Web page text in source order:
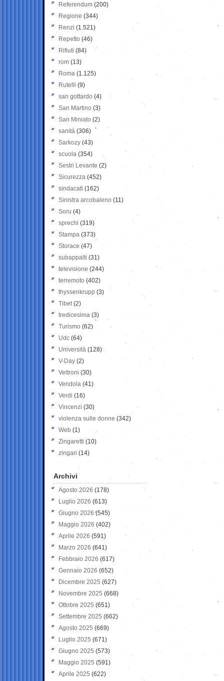
Referendum (200)
Regione (344)
Renzi (1.521)
Repetto (46)
Rifiuti (84)
rom (13)
Roma (1.125)
Rutelli (9)
san gottardo (4)
San Martino (3)
San Miniato (2)
sanità (306)
Sarkozy (43)
scuola (354)
Sestri Levante (2)
Sicurezza (452)
sindacati (162)
Sinistra arcobaleno (11)
Soru (4)
sprechi (319)
Stampa (373)
Storace (47)
subappalti (31)
televisione(244)
terremoto (402)
thyssenkrupp (3)
Tibet(2)
tredicesima (3)
Turismo (62)
Udc (64)
Università (128)
V-Day (2)
Veltroni (30)
Vendola (41)
Verdi (16)
Vincenzi (30)
violenza sulle donne (342)
Web (1)
Zingaretti (10)
zingari (14)
Archivi
Agosto 2026 (178)
Luglio 2026 (613)
Giugno 2026 (545)
Maggio 2026 (402)
Aprile 2026 (591)
Marzo 2026 (641)
Febbraio 2026 (617)
Gennaio 2026 (652)
Dicembre 2025 (627)
Novembre 2025 (668)
Ottobre 2025 (651)
Settembre 2025 (662)
Agosto 2025 (669)
Luglio 2025 (671)
Giugno 2025 (573)
Maggio 2025 (591)
Aprile 2025 (622)